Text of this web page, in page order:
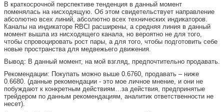
В краткосрочной перспективе тенденция в данный момент
поменялась на нисходящую. Об этом свидетельствует направление
абсолютно всех линий, абсолютно всех технических индикаторов.
Каналы на индикаторе RBCI расширены, а средняя линия в данный
момент вышла из нисходящего канала, но вероятно не для того,
чтобы спровоцировать рост пары, а для того, чтобы подготовить себе
новые пространства для медвежьего движения.
Вывод: В данный момент, на мой взгляд, предпочтительно продавать.
Рекомендации: Покупать можно выше 0.6760, продавать – ниже
0.6680. (данные рекомендации - это мое личное мнение, и они не
побуждают к конкретным действиям…за действия, предпринятые
трейдером по данным рекомендациям, аналитик ответственности не
несет).